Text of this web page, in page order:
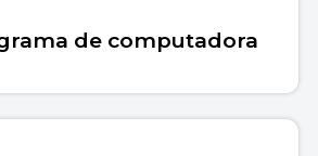
de computadora